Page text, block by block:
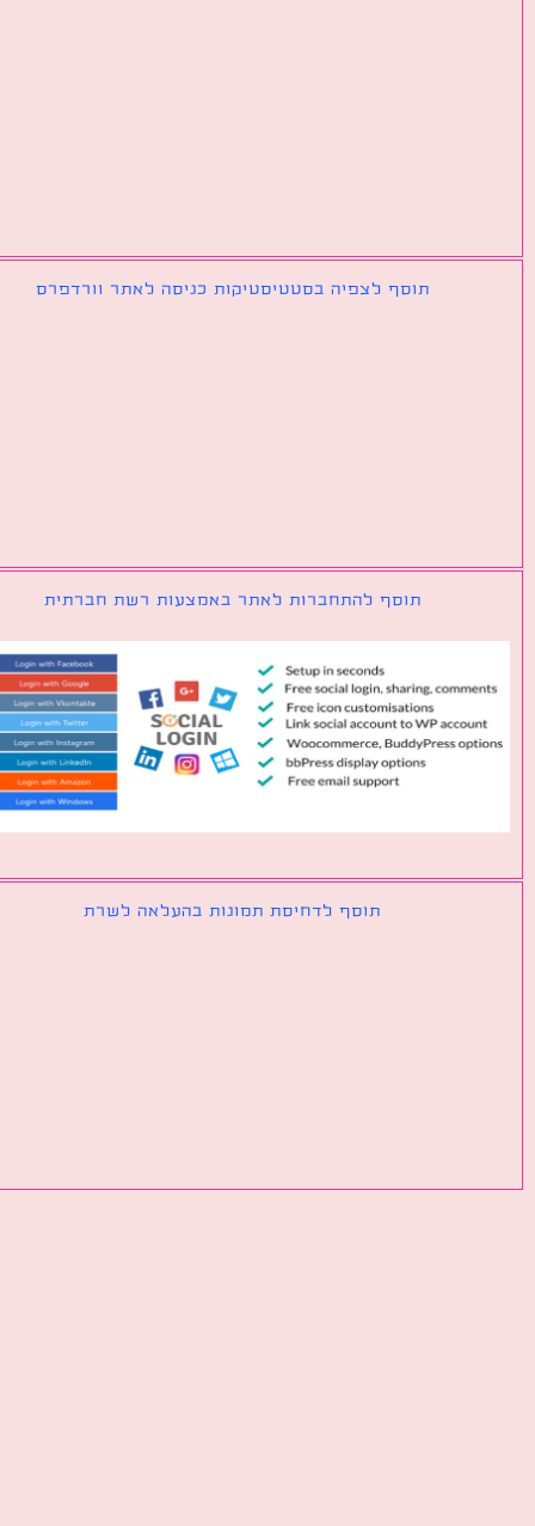
תוסף לצפיה בסטטיסטיקות כניסה לאתר וורדפרס
תוסף להתחברות לאתר באמצעות רשת חברתית
תוסף לדחיסת תמונות בהעלאה לשרת